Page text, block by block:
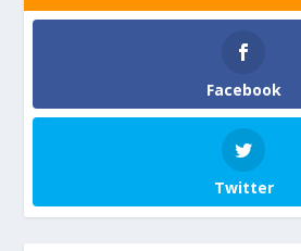
Facebook
Twitter